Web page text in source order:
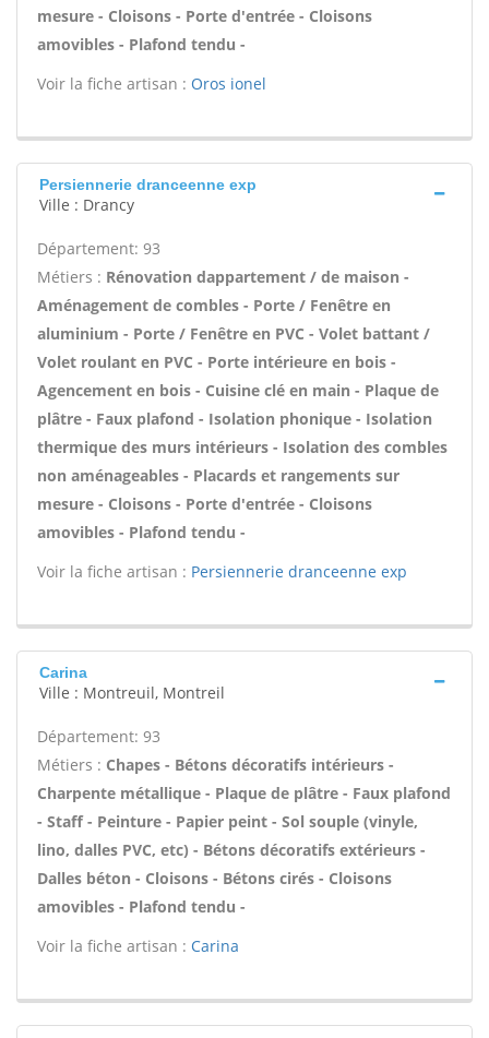
mesure - Cloisons - Porte d'entrée - Cloisons
amovibles - Plafond tendu -
Voir la fiche artisan : Oros ionel
Persiennerie dranceenne exp
Ville : Drancy
Département: 93
Métiers : Rénovation dappartement / de maison -
Aménagement de combles - Porte / Fenêtre en
aluminium - Porte / Fenêtre en PVC - Volet battant /
Volet roulant en PVC - Porte intérieure en bois -
Agencement en bois - Cuisine clé en main - Plaque de
plâtre - Faux plafond - Isolation phonique - Isolation
thermique des murs intérieurs - Isolation des combles
non aménageables - Placards et rangements sur
mesure - Cloisons - Porte d'entrée - Cloisons
amovibles - Plafond tendu -
Voir la fiche artisan : Persiennerie dranceenne exp
Carina
Ville : Montreuil, Montreil
Département: 93
Métiers : Chapes - Bétons décoratifs intérieurs -
Charpente métallique - Plaque de plâtre - Faux plafond
- Staff - Peinture - Papier peint - Sol souple (vinyle,
lino, dalles PVC, etc) - Bétons décoratifs extérieurs -
Dalles béton - Cloisons - Bétons cirés - Cloisons
amovibles - Plafond tendu -
Voir la fiche artisan : Carina